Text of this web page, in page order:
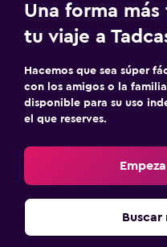
Una forma
tu viaje a
Hacemos que sea súper
con los amigos o la
disponible para su uso
el que reserves.
Buscar